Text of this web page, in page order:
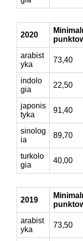
2020
arabist
yka
73,40
indolo
gia
22,50
japonis
tyka
91,40
sinolog
ia
89,70
turkolo
gia
40,00
2019
arabist
yka
73,50